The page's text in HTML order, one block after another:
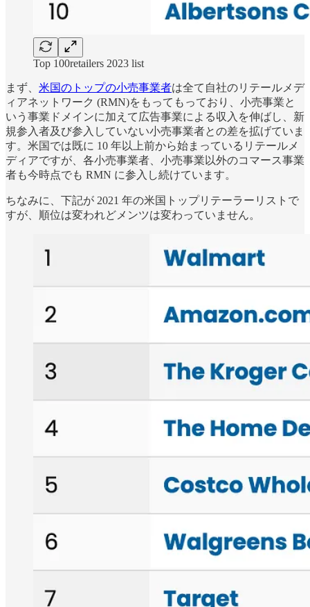
Top 100retailers 2023 list
まず、 米国のトップの小売事業者は全て自社のリテールメデ
ィアネットワーク (RMN)をもってもっており、小売事業と
いう事業ドメインに加えて広告事業による収入を伸ばし、新
規参入者及び参入していない小売事業者との差を拡げていま
す。米国では既に 10 年以上前から始まっているリテールメ
ディアですが、各小売事業者、小売事業以外のコマース事業
者も今時点でも RMN に参入し続けています。
ちなみに、下記が 2021 年の米国トップリテーラーリストで
すが、順位は変われどメンツは変わっていません。